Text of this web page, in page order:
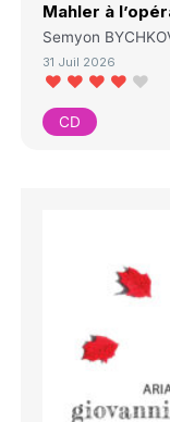
Mahler à
Semyon
31 Juil 2026
CD